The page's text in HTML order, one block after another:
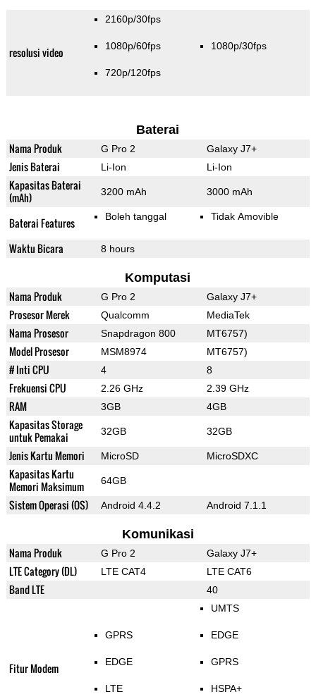
resolusi video
2160p/30fps
1080p/60fps
720p/120fps
1080p/30fps
Baterai
Nama Produk G Pro 2 Galaxy J7+
Jenis Baterai Li-Ion Li-Ion
Kapasitas Baterai
(mAh)
3200 mAh 3000 mAh
Baterai Features Boleh tanggal Tidak Amovible
Waktu Bicara 8 hours
Komputasi
Nama Produk G Pro 2 Galaxy J7+
Prosesor Merek Qualcomm MediaTek
Nama Prosesor Snapdragon 800 MT6757)
Model Prosesor MSM8974 MT6757)
# Inti CPU 4 8
Frekuensi CPU 2.26 GHz 2.39 GHz
RAM 3GB 4GB
Kapasitas Storage
untuk Pemakai
32GB 32GB
Jenis Kartu Memori MicroSD MicroSDXC
Kapasitas Kartu
Memori Maksimum
64GB
Sistem Operasi (OS) Android 4.4.2 Android 7.1.1
Komunikasi
Nama Produk G Pro 2 Galaxy J7+
LTE Category (DL) LTE CAT4 LTE CAT6
Band LTE 40
Fitur Modem
GPRS
EDGE
LTE
UMTS
EDGE
GPRS
HSPA+